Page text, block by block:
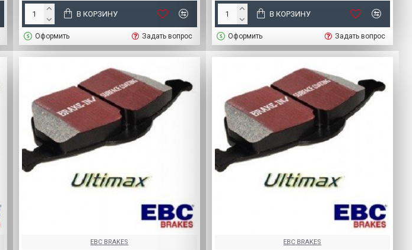
В КОРЗИНУ
Оформить Задать вопрос
В КОРЗИНУ
Оформить Задать вопрос
EBC BRAKES EBC BRAKES